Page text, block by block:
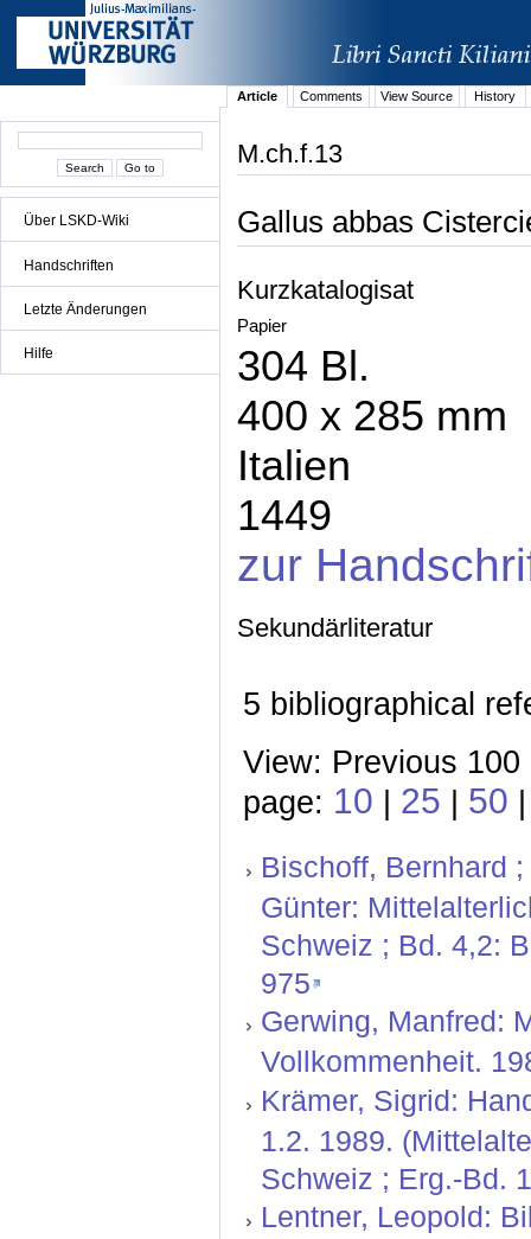
Über LSKD-Wiki
Handschriften
Letzte Änderungen
Hilfe
Article Comments View Source History
M.ch.f.13
Gallus abbas
Kurzkatalogisat
Papier
304 Bl.
400 x 285 mm
Italien
1449
zur
Sekundärliteratur
5 bibliographical
View: Previous
page: 10 | 25 | 50
Bischoff, Bernhard
Günter:
Schweiz ; Bd. 4,2:
975
Gerwing, Manfred:
Vollkommenheit.
Krämer, Sigrid:
1.2. 1989.
Schweiz ; Erg.-Bd.
Lentner, Leopold: